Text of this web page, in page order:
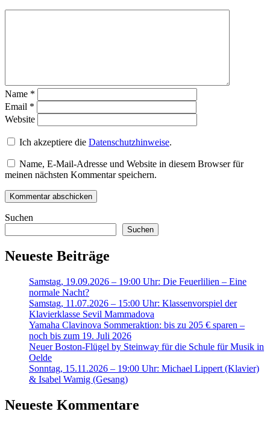
Name *
Email *
Website
Ich akzeptiere die Datenschutzhinweise.
Name, E-Mail-Adresse und Website in diesem Browser für
meinen nächsten Kommentar speichern.
Suchen
Suchen
Neueste Beiträge
Samstag, 19.09.2026 – 19:00 Uhr: Die Feuerlilien – Eine
normale Nacht?
Samstag, 11.07.2026 – 15:00 Uhr: Klassenvorspiel der
Klavierklasse Sevil Mammadova
Yamaha Clavinova Sommeraktion: bis zu 205 € sparen –
noch bis zum 19. Juli 2026
Neuer Boston-Flügel by Steinway für die Schule für Musik in
Oelde
Sonntag, 15.11.2026 – 19:00 Uhr: Michael Lippert (Klavier)
& Isabel Wamig (Gesang)
Neueste Kommentare